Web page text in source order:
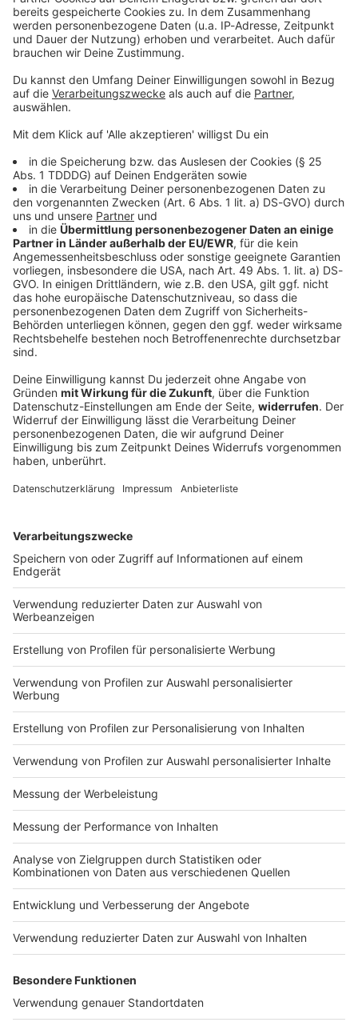
Kontaktformular
Sprachnachricht
DAS KÖNNTE DICH AUCH INTERESSIEREN
Bayern
Schweinestall brennt – alle 1.600 Schweine
tot
Feueralarm im Landkreis Aichach-Friedberg: Ein Stall
gerettet werden.
DEINE GEMERKTEN ARTIKEL
Du hast dir noch keine Artikel gemerkt
Markiere sie hierfür mit einem
Impressum
Nutzungsbedingungen
Jobs
Presse
Werben
Archiv
ANTENNE BAYERN GROUP
Kontakt
Studio-Hotline
Verkehrs-Hotline
Newsletter